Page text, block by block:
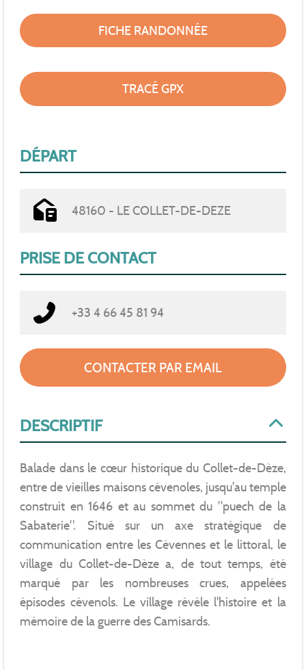
DESCRIPTIF
Balade dans le cœur historique du Collet-de-Dèze,
entre de vieilles maisons cévenoles, jusqu'au temple
construit en 1646 et au sommet du "puech de la
Sabaterie". Situé sur un axe stratégique de
communication entre les Cévennes et le littoral, le
village du Collet-de-Dèze a, de tout temps, été
marqué par les nombreuses crues, appelées
épisodes cévenols. Le village révèle l'histoire et la
mémoire de la guerre des Camisards.
FICHE RANDONNÉE
TRACÉ GPX
DÉPART
48160 - LE COLLET-DE-DEZE
PRISE DE CONTACT
+33 4 66 45 81 94
CONTACTER PAR EMAIL